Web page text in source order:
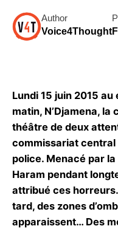
Author
Voice4Thought
Lundi 15 juin 2015
matin, N’Djamena,
théâtre de deux
commissariat central
police. Menacé par
Haram pendant
attribué ces
tard, des zones
apparaissent… Des